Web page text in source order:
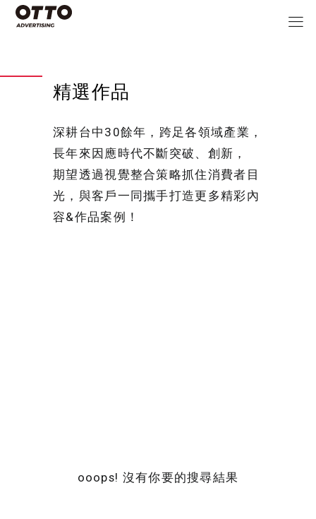
精選作品
深耕台中30餘年，跨足各領域產業，
長年來因應時代不斷突破、創新，
期望透過視覺整合策略抓住消費者目
光，與客戶一同攜手打造更多精彩內
容&作品案例！
ooops! 沒有你要的搜尋結果